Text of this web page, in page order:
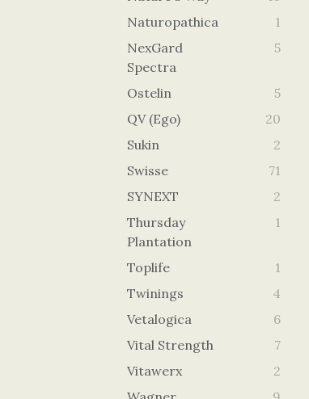
Naturopathica
1
NexGard
Spectra
5
Ostelin
5
QV (Ego)
20
Sukin
2
Swisse
71
SYNEXT
2
Thursday
Plantation
1
Toplife
1
Twinings
4
Vetalogica
6
Vital Strength
7
Vitawerx
2